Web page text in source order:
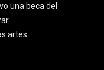
una beca del
artes